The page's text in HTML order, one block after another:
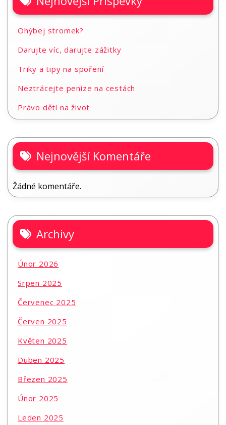
Ohýbej stromek?
Darujte víc, darujte zážitky
Triky a tipy na spoření
Neztrácejte peníze na cestách
Právo dětí na život
Nejnovější Komentáře
Žádné komentáře.
Archivy
Únor 2026
Srpen 2025
Červenec 2025
Červen 2025
Květen 2025
Duben 2025
Březen 2025
Únor 2025
Leden 2025